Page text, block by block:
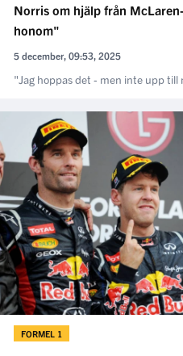
Norris om hjälp från
honom"
5 december, 09:53, 2025
"Jag hoppas det - men inte upp till
FORMEL 1